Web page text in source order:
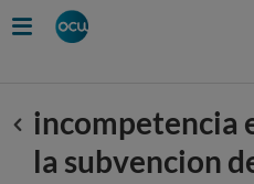
Anterior
incompetencia
la subvencion